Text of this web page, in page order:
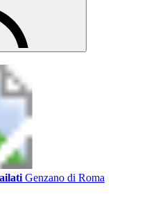
Genzano di Roma